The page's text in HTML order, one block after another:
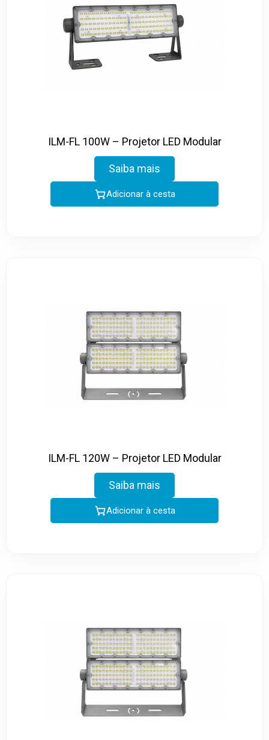
ILM-FL 100W – Projetor LED Modular
Saiba mais
Adicionar à cesta
ILM-FL 120W – Projetor LED Modular
Saiba mais
Adicionar à cesta